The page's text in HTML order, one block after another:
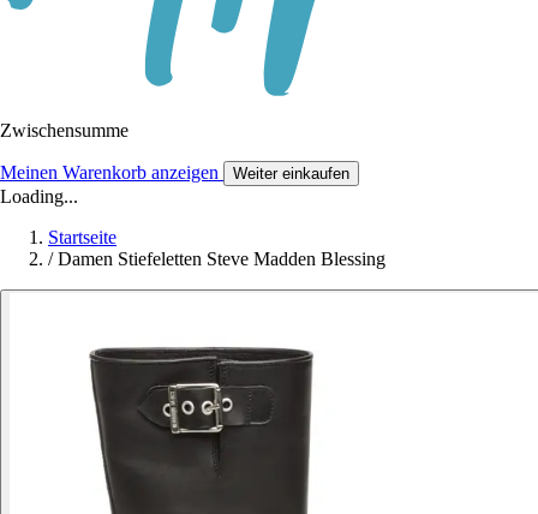
Zwischensumme
Meinen Warenkorb anzeigen Weiter einkaufen
Loading...
Startseite
/ Damen Stiefeletten Steve Madden Blessing